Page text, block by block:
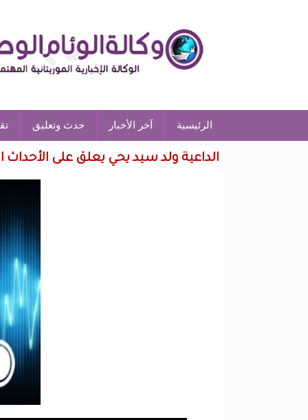
الرئيسية آخر الأخبار حدث وتعليق
الداعية ولد سيد يحي يعلق على الأحداث